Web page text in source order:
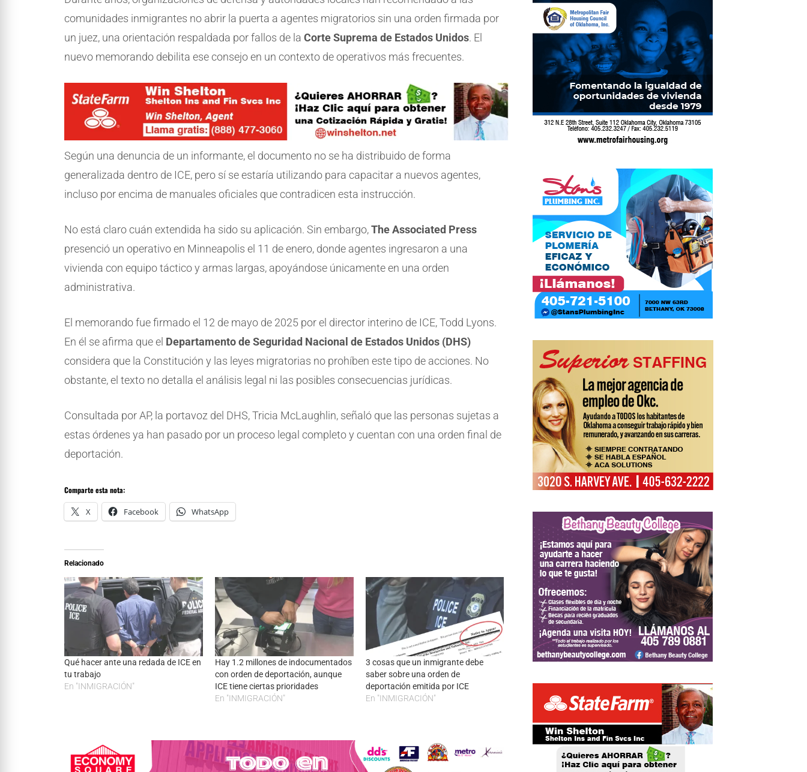
comunidades inmigrantes no abrir la puerta a agentes migratorios sin una orden firmada por
un juez, una orientación respaldada por fallos de la Corte Suprema de Estados Unidos. El
nuevo memorando debilita ese consejo en un contexto de operativos más frecuentes.
Según una denuncia de un informante, el documento no se ha distribuido de forma
generalizada dentro de ICE, pero sí se estaría utilizando para capacitar a nuevos agentes,
incluso por encima de manuales oficiales que contradicen esta instrucción.
No está claro cuán extendida ha sido su aplicación. Sin embargo,The Associated Press
presenció un operativo en Minneapolis el 11 de enero, donde agentes ingresaron a una
vivienda con equipo táctico y armas largas, apoyándose únicamente en una orden
administrativa.
El memorando fue firmado el 12 de mayo de 2025 por el director interino de ICE, Todd Lyons.
En él se afirma que el Departamento de Seguridad Nacional de Estados Unidos (DHS)
considera que la Constitución y las leyes migratorias no prohíben este tipo de acciones. No
obstante, el texto no detalla el análisis legal ni las posibles consecuencias jurídicas.
Consultada por AP, la portavoz del DHS, Tricia McLaughlin, señaló que las personas sujetas a
estas órdenes ya han pasado por un proceso legal completo y cuentan con una orden final de
deportación.
Comparte esta nota:
X Facebook WhatsApp
Relacionado
Qué hacer ante una redada de ICE en
tu trabajo
En "INMIGRACIÓN"
Hay 1.2 millones de indocumentados
con orden de deportación, aunque
ICE tiene ciertas prioridades
En "INMIGRACIÓN"
3 cosas que un inmigrante debe
saber sobre una orden de
deportación emitida por ICE
En "INMIGRACIÓN"